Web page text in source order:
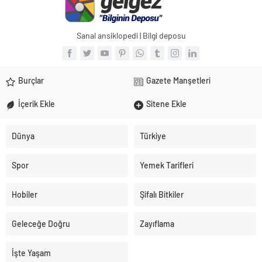
Sanal ansiklopedi | Bilgi deposu
Burçlar Gazete Manşetleri
İçerik Ekle Sitene Ekle
Dünya Türkiye
Spor Yemek Tarifleri
Hobiler Şifalı Bitkiler
Geleceğe Doğru Zayıflama
İşte Yaşam